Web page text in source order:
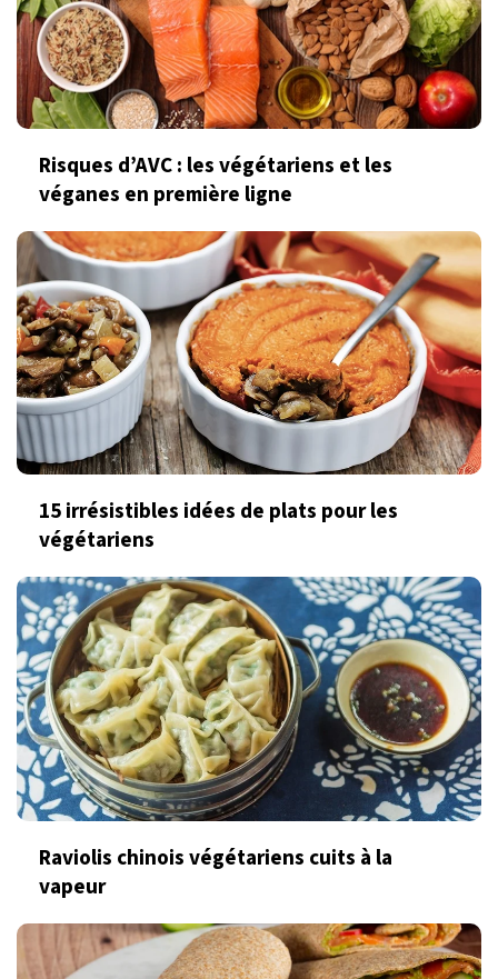
Risques d’AVC : les végétariens et les
véganes en première ligne
15 irrésistibles idées de plats pour les
végétariens
Raviolis chinois végétariens cuits à la
vapeur